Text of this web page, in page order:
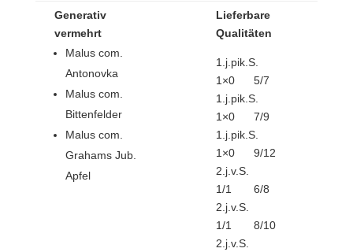
Generativ
vermehrt
Malus com.
Antonovka
Malus com.
Bittenfelder
Malus com.
Grahams Jub.
Apfel
Lieferbare
Qualitäten
1.j.pik.S.
1×0 5/7
1.j.pik.S.
1×0 7/9
1.j.pik.S.
1×0 9/12
2.j.v.S.
1/1 6/8
2.j.v.S.
1/1 8/10
2.j.v.S.